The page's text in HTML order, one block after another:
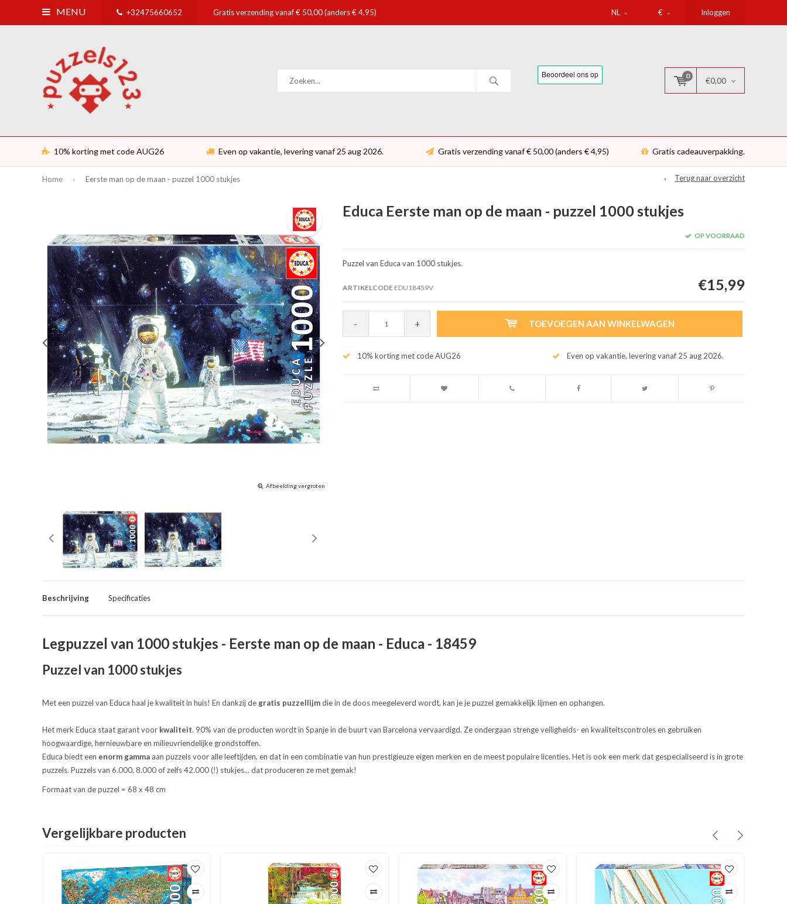
MENU +32475660652 Gratis verzending vanaf € 50,00 (anders € 4,95) NL € Inloggen
0
€0,00
10% korting met code AUG26 Even op vakantie, levering vanaf 25 aug 2026. Gratis verzending vanaf € 50,00 (anders € 4,95) Gratis cadeauverpakking.
Home Eerste man op de maan - puzzel 1000 stukjes Terug naar overzicht
Afbeelding vergroten
Educa Eerste man op de maan - puzzel 1000 stukjes
OP VOORRAAD
Puzzel van Educa van 1000 stukjes.
ARTIKELCODEEDU18459V €15,99
- + TOEVOEGEN AAN WINKELWAGEN
10% korting met code AUG26 Even op vakantie, levering vanaf 25 aug 2026.
Beschrijving Specificaties
Legpuzzel van 1000 stukjes - Eerste man op de maan - Educa - 18459
Puzzel van 1000 stukjes
Met een puzzel van Educa haal je kwaliteit in huis! En dankzij degratis puzzellijmdie in de doos meegeleverd wordt, kan je je puzzel gemakkelijk lijmen en ophangen.
Het merk Educa staat garant voor kwaliteit. 90% van de producten wordt in Spanje in de buurt van Barcelona vervaardigd. Ze ondergaan strenge veiligheids- en kwaliteitscontroles en gebruiken
hoogwaardige, hernieuwbare en milieuvriendelijke grondstoffen.
Educa biedt een enorm gamma aan puzzels voor alle leeftijden, en dat in een combinatie van hun prestigieuze eigen merken en de meest populaire licenties. Het is ook een merk dat gespecialiseerd is in grote
puzzels. Puzzels van 6.000, 8.000 of zelfs 42.000 (!) stukjes... dat produceren ze met gemak!
Formaat van de puzzel = 68 x 48 cm
Vergelijkbare producten